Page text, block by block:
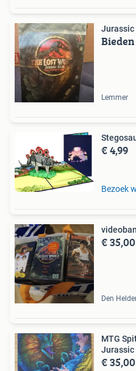
Jurassic
Bieden
Lemmer
€ 4,99
Bezoek
€ 35,00
Den
MTG
Jurassic
€ 35,00